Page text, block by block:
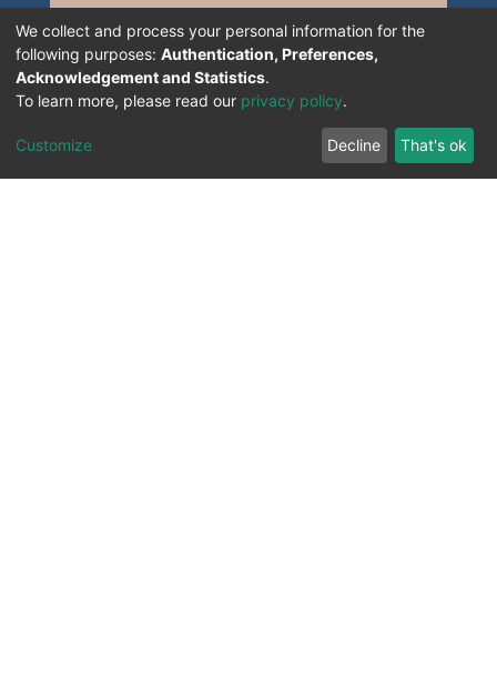
We collect and process your personal information for the
following purposes: Authentication, Preferences,
Acknowledgement and Statistics.
To learn more, please read our privacy policy.
Customize Decline That's ok